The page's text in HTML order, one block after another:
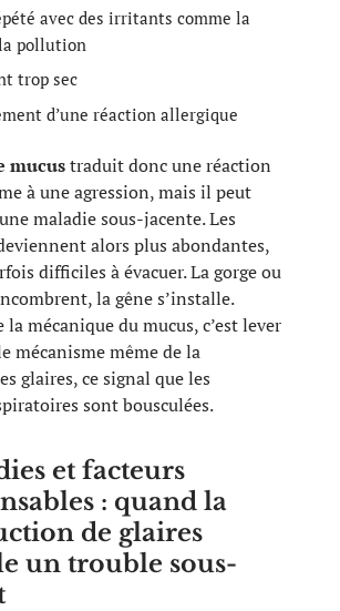
avec des irritants comme la
pollution
trop sec
d’une réaction allergique
mucustraduit donc une réaction
à une agression, mais il peut
maladie sous-jacente. Les
alors plus abondantes,
difficiles à évacuer. La gorge ou
la gêne s’installe.
la mécanique du mucus, c’est lever
mécanisme même de la
glaires, ce signal que les
sont bousculées.
et facteurs
: quand la
de glaires
un trouble sous-